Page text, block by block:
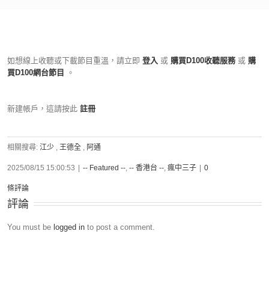
如想線上收聽或下載節目重溫，請立即 登入 或 購買D100收聽服務 或 購
買D100網台節目
。
新建帳戶，這請按此 註冊
相關搜尋: 江少 , 王德全 , 阿通
2025/08/15 15:00:53 -- Featured --, -- 香港台 --, 瘋中三子 0
條評論
評論
You must be logged in to post a comment.